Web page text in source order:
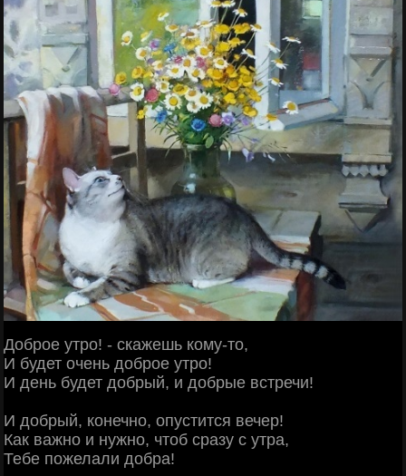
Доброе утро! - скажешь кому-то,
И будет очень доброе утро!
И день будет добрый, и добрые встречи!
И добрый, конечно, опустится вечер!
Как важно и нужно, чтоб сразу с утра,
Тебе пожелали добра!